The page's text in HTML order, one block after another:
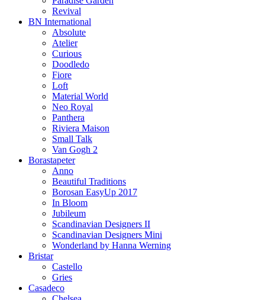
Revival
BN International
Absolute
Atelier
Curious
Doodledo
Fiore
Loft
Material World
Neo Royal
Panthera
Riviera Maison
Small Talk
Van Gogh 2
Borastapeter
Anno
Beautiful Traditions
Borosan EasyUp 2017
In Bloom
Jubileum
Scandinavian Designers II
Scandinavian Designers Mini
Wonderland by Hanna Werning
Bristar
Castello
Gries
Casadeco